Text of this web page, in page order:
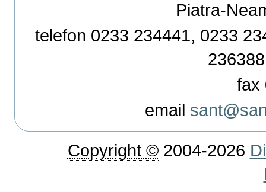
Piatra-
telefon 0233 234441, 0233
fax
email
Copyright ©2004-2026